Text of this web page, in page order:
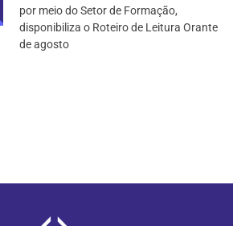
por meio do Setor de Formação,
disponibiliza o Roteiro de Leitura Orante
de agosto